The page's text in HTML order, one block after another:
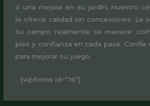
o una mejora en su jardín, nuestro
le ofrece calidad sin concesiones. Le
su campo realmente se merece:
pies y confianza en cada pase. Confíe
para mejorar su juego.
[wpforms id="16"]